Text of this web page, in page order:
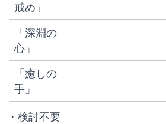
戒め」
「深淵の
心」
「癒しの
手」
・検討不要